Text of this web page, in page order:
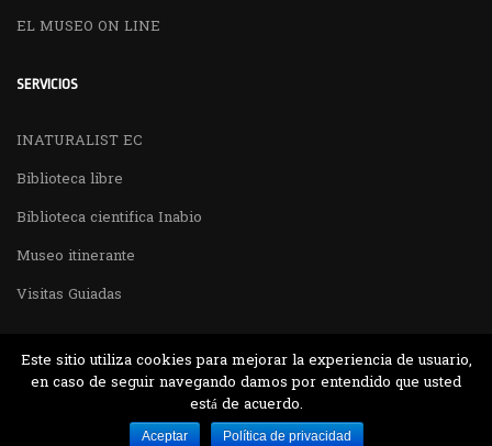
EL MUSEO ON LINE
SERVICIOS
INATURALIST EC
Biblioteca libre
Biblioteca cientifica Inabio
Museo itinerante
Visitas Guiadas
Desarrollado por MJTEC.
Este sitio utiliza cookies para mejorar la experiencia de usuario,
en caso de seguir navegando damos por entendido que usted
está de acuerdo.
Aceptar Política de privacidad